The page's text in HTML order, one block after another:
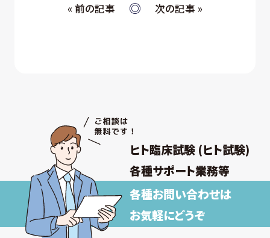
« 前の記事 次の記事 »
ヒト臨床試験 (ヒト試験)
各種サポート業務等
各種お問い合わせは
お気軽にどうぞ